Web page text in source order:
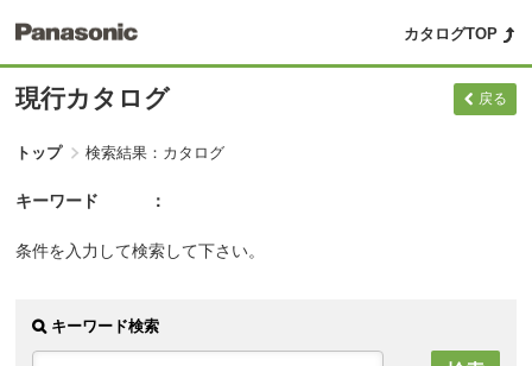
カタログTOP
現行カタログ 戻る
トップ 検索結果：カタログ
キーワード
条件を入力して検索して下さい。
キーワード検索